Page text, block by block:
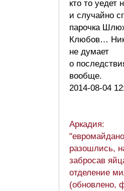
кто то уедет
и случайно
парочка
Клюбов…
не думает
о
вообще.
2014-08-04
Аркадия:
разошлись,
забросав
отделение
(обновлено,